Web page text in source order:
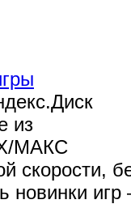
из
МАКС
скорости,
новинки